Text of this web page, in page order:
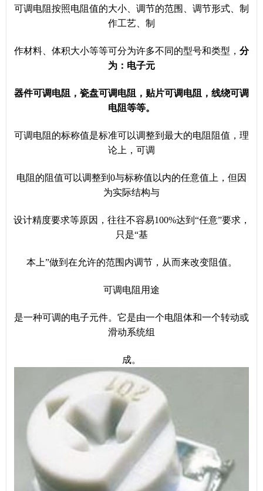
可调电阻按照电阻值的大小、调节的范围、调节形式、制
作工艺、制
作材料、体积大小等等可分为许多不同的型号和类型， 分
为：电子元
器件可调电阻，瓷盘可调电阻，贴片可调电阻，线绕可调
电阻等等。
可调电阻的标称值是标准可以调整到最大的电阻阻值，理
论上，可调
电阻的阻值可以调整到0与标称值以内的任意值上，但因
为实际结构与
设计精度要求等原因，往往不容易100%达到“任意”要求，
只是“基
本上”做到在允许的范围内调节，从而来改变阻值。
可调电阻用途
是一种可调的电子元件。它是由一个电阻体和一个转动或
滑动系统组
成。